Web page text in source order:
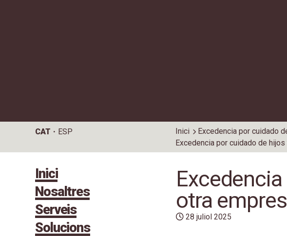
CAT ESP Inici
Excedencia por cuidado
Inici
Nosaltres
Serveis
Solucions
otra
28 juliol 2025